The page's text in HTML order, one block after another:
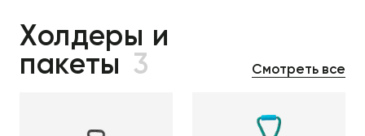
Холдеры и
пакеты 3 Смотреть все